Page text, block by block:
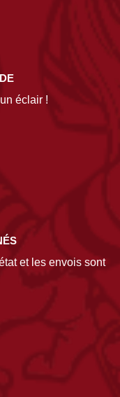
éclair !
et les envois sont